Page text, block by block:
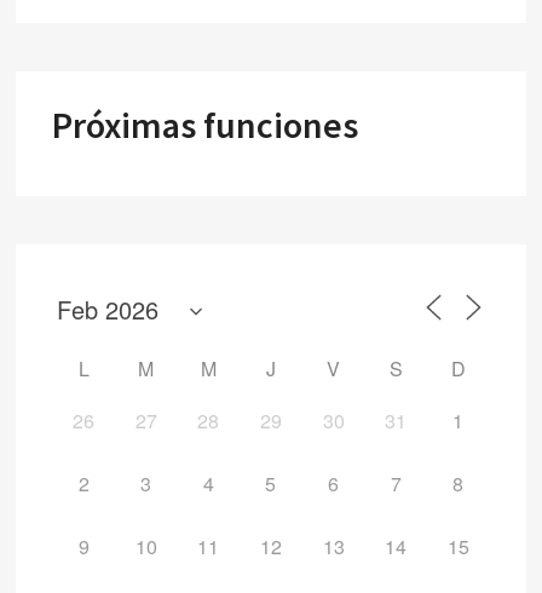
Próximas funciones
L M M J V S
D
26
27 28 29 30 31 1
2 3 4 5 6 7 8
9 10 11 12 13 14 15